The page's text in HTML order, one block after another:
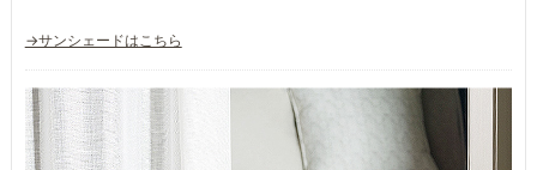
→サンシェードはこちら